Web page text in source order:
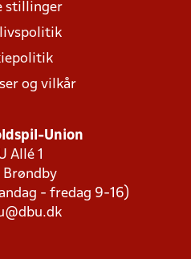
stillinger
og vilkår
Union
Allé 1
- fredag 9-16)